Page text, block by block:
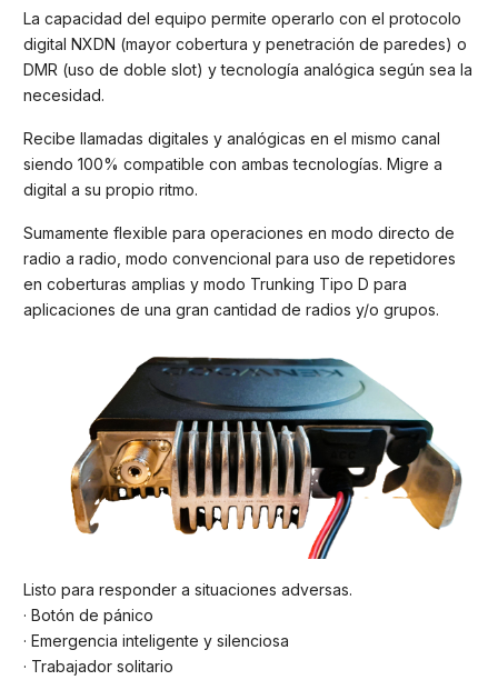
La capacidad del equipo permite operarlo con el protocolo
digital NXDN (mayor cobertura y penetración de paredes) o
DMR (uso de doble slot) y tecnología analógica según sea la
necesidad.
Recibe llamadas digitales y analógicas en el mismo canal
siendo 100% compatible con ambas tecnologías. Migre a
digital a su propio ritmo.
Sumamente flexible para operaciones en modo directo de
radio a radio, modo convencional para uso de repetidores
en coberturas amplias y modo Trunking Tipo D para
aplicaciones de una gran cantidad de radios y/o grupos.
Listo para responder a situaciones adversas.
· Botón de pánico
· Emergencia inteligente y silenciosa
· Trabajador solitario